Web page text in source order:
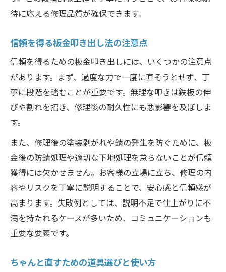
待に応える修理品質が確保できます。
信頼を得る板金叩き出し法の注意点
信頼を得るための板金叩き出しには、いくつかの注意点
があります。まず、過度な力で一度に直そうとせず、丁
寧に段階を踏むことが重要です。無理な叩きは鉄板の伸
びや割れを招き、修理後の耐久性にも悪影響を及ぼしま
す。
また、修理後の塗装剥がれや錆の発生を防ぐために、板
金後の防錆処理や適切な下地処理を怠らないことが信頼
獲得には欠かせません。お客様の立場に立ち、修理の内
容やリスクを丁寧に説明することで、安心感と信頼感が
高まります。失敗例としては、説明不足で仕上がりに不
満を持たれるケースが多いため、コミュニケーションも
重要な要素です。
ちゃんと直すための道具選びと使い方